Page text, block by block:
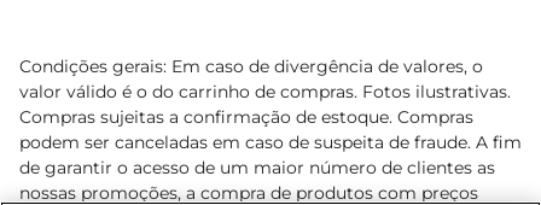
Condições gerais: Em caso de divergência de valores, o
valor válido é o do carrinho de compras. Fotos ilustrativas.
Compras sujeitas a confirmação de estoque. Compras
podem ser canceladas em caso de suspeita de fraude. A fim
de garantir o acesso de um maior número de clientes as
nossas promoções, a compra de produtos com preços